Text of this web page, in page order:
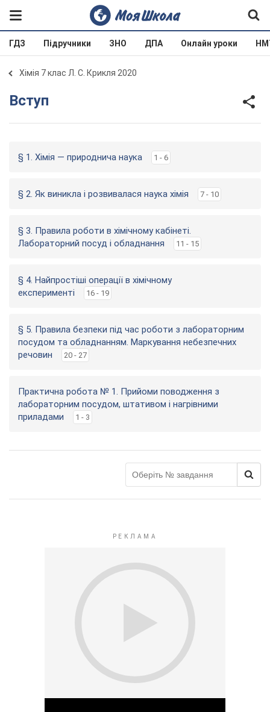
ГДЗ Підручники ЗНО ДПА Онлайн уроки
Хімія 7 клас Л. С. Крикля 2020
Вступ
§ 1. Хімія — природнича наука 1 - 6
§ 2. Як виникла і розвивалася наука хімія 7 - 10
§ 3. Правила роботи в хімічному кабінеті.
Лабораторний посуд і обладнання
11 - 15
§ 4. Найпростіші операції в хімічному
експерименті
16 - 19
§ 5. Правила безпеки під час роботи з лабораторним
посудом та обладнанням. Маркування небезпечних
речовин
20 - 27
Практична робота № 1. Прийоми поводження з
лабораторним посудом, штативом і нагрівними
приладами
1 - 3